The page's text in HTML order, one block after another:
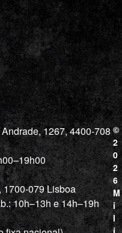
1267, 4400-708
1700-079 Lisboa
10h–13h e 14h–19h
©
2
0
2
6
M
i
l
í